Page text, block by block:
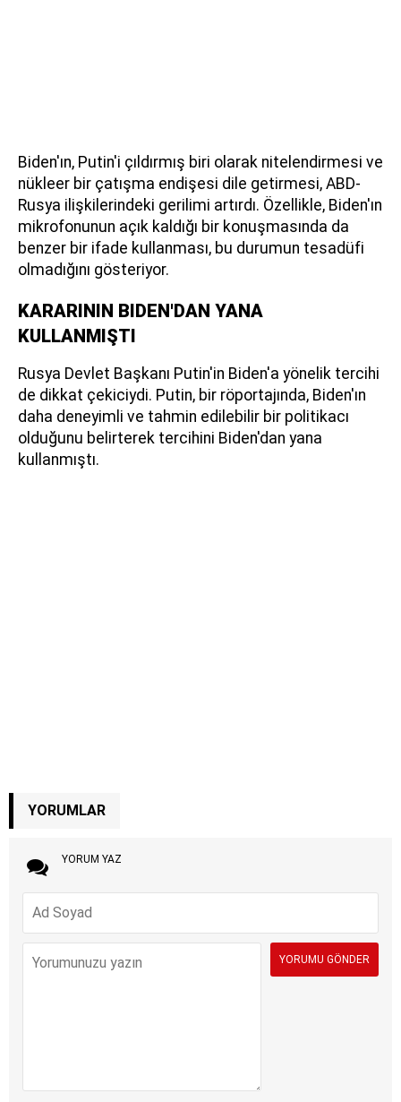
Biden'ın, Putin'i çıldırmış biri olarak nitelendirmesi ve
nükleer bir çatışma endişesi dile getirmesi, ABD-
Rusya ilişkilerindeki gerilimi artırdı. Özellikle, Biden'ın
mikrofonunun açık kaldığı bir konuşmasında da
benzer bir ifade kullanması, bu durumun tesadüfi
olmadığını gösteriyor.
KARARININ BIDEN'DAN YANA
KULLANMIŞTI
Rusya Devlet Başkanı Putin'in Biden'a yönelik tercihi
de dikkat çekiciydi. Putin, bir röportajında, Biden'ın
daha deneyimli ve tahmin edilebilir bir politikacı
olduğunu belirterek tercihini Biden'dan yana
kullanmıştı.
YORUMLAR
YORUM YAZ